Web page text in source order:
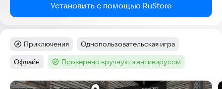
Установить с помощью RuStore
Категория:
Приключения Тег:
Однопользовательская игра
Тег:
Офлайн Тег :Проверено вручную и антивирусом